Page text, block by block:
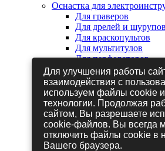
Оснастка для
Для граверов
Для дрелей и
Для краскопультов
Для мультитулов
Для перфораторов
Для сабельных пил
Для строительных
Для фрезеров
Для шлифовальных
Для электрических
Для электрических
Для электрических
Для электрических
Для улучшения работы
взаимодействия с
используем файлы cookie и
технологии. Продолжая
сайтом, Вы разрешаете
cookie-файлов. Вы всегда
отключить файлы cookie в
Вашего браузера.